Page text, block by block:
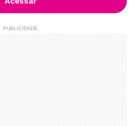
de visitas em nossas
guiados por dad
resultados que geram imp
PUBLICIDADE